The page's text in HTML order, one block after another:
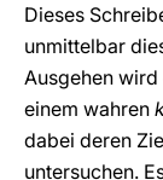
Dieses
unmittelbar
Ausgehen
einem wahren
dabei deren
untersuchen.